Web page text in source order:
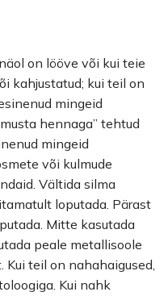
on lööve või kui teie
kahjustatud; kui teil on
mingeid
hennaga” tehtud
mingeid
või kulmude
Vältida silma
loputada. Pärast
Mitte kasutada
peale metallisoole
teil on nahahaigused,
Kui nahk